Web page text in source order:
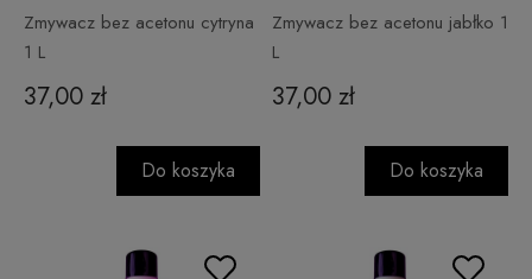
Zmywacz bez acetonu cytryna
1 L
37,00 zł
Do koszyka
Zmywacz bez acetonu jabłko 1
L
37,00 zł
Do koszyka